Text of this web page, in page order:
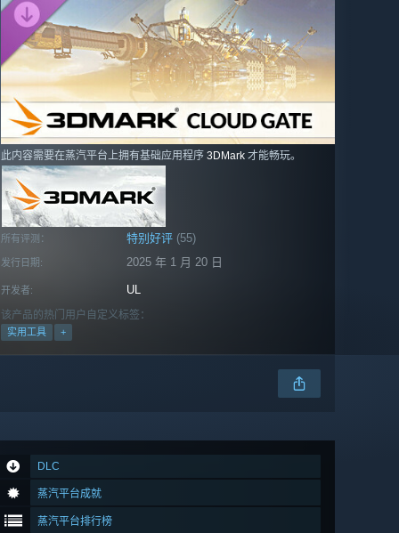
此内容需要在蒸汽平台上拥有基础应用程序 3DMark 才能畅玩。
所有评测： 特别好评 (55)
发行日期: 2025 年 1 月 20 日
开发者: UL
该产品的热门用户自定义标签：
实用工具 +
DLC
蒸汽平台成就
蒸汽平台排行榜